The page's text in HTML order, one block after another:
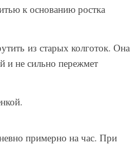
к основанию ростка
из старых колготок. Она
и не сильно пережмет
примерно на час. При